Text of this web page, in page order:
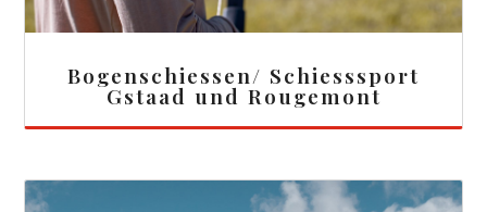
Bogenschiessen/ Schiesssport
Gstaad und Rougemont